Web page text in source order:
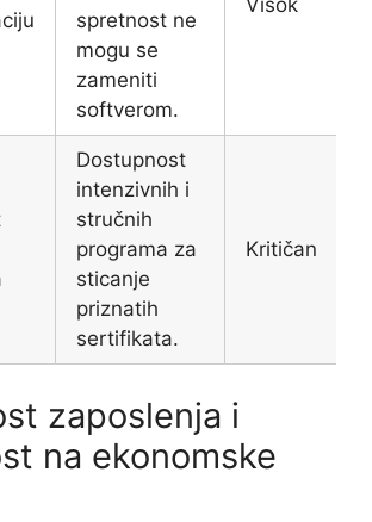
spretnost ne
mogu se
zameniti
softverom.
Visok
Dostupnost
intenzivnih i
stručnih
programa za
sticanje
priznatih
sertifikata.
Kritičan
zaposlenja i
na ekonomske